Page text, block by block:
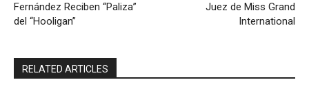
Fernández Reciben “Paliza”
del “Hooligan”
Juez de Miss Grand
International
RELATED ARTICLES